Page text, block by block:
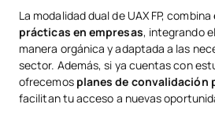
La modalidad dual de UAX FP, combina
prácticas en empresas, integrando
manera orgánica y adaptada a las
sector. Además, si ya cuentas con
ofrecemos planes de convalidación
facilitan tu acceso a nuevas